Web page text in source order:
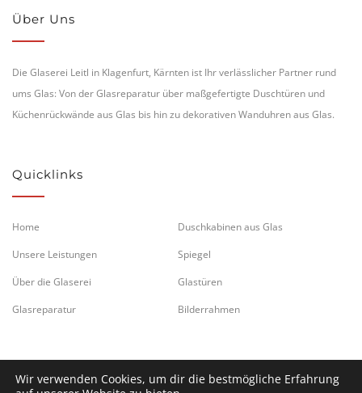
Über Uns
Die Glaserei Leitl in Klagenfurt, Kärnten ist Ihr verlässlicher Partner rund
ums Glas: Von der Glasreparatur über maßgefertigte Duschtüren und
Küchenrückwände aus Glas bis hin zu dekorativen Wanduhren aus Glas.
Quicklinks
Home
Duschkabinen aus Glas
Unsere Leistungen
Spiegel
Über die Glaserei
Glastüren
Glasreparatur
Bilderrahmen
Wir verwenden Cookies, um dir die bestmögliche Erfahrung